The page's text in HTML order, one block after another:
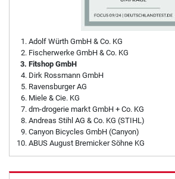
Adolf Würth GmbH & Co. KG
Fischerwerke GmbH & Co. KG
Fitshop GmbH
Dirk Rossmann GmbH
Ravensburger AG
Miele & Cie. KG
dm-drogerie markt GmbH + Co. KG
Andreas Stihl AG & Co. KG (STIHL)
Canyon Bicycles GmbH (Canyon)
ABUS August Bremicker Söhne KG